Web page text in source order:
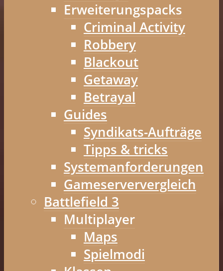
Erweiterungspacks
Criminal Activity
Robbery
Blackout
Getaway
Betrayal
Guides
Syndikats-Aufträge
Tipps & tricks
Systemanforderungen
Gameserververgleich
Battlefield 3
Multiplayer
Maps
Spielmodi